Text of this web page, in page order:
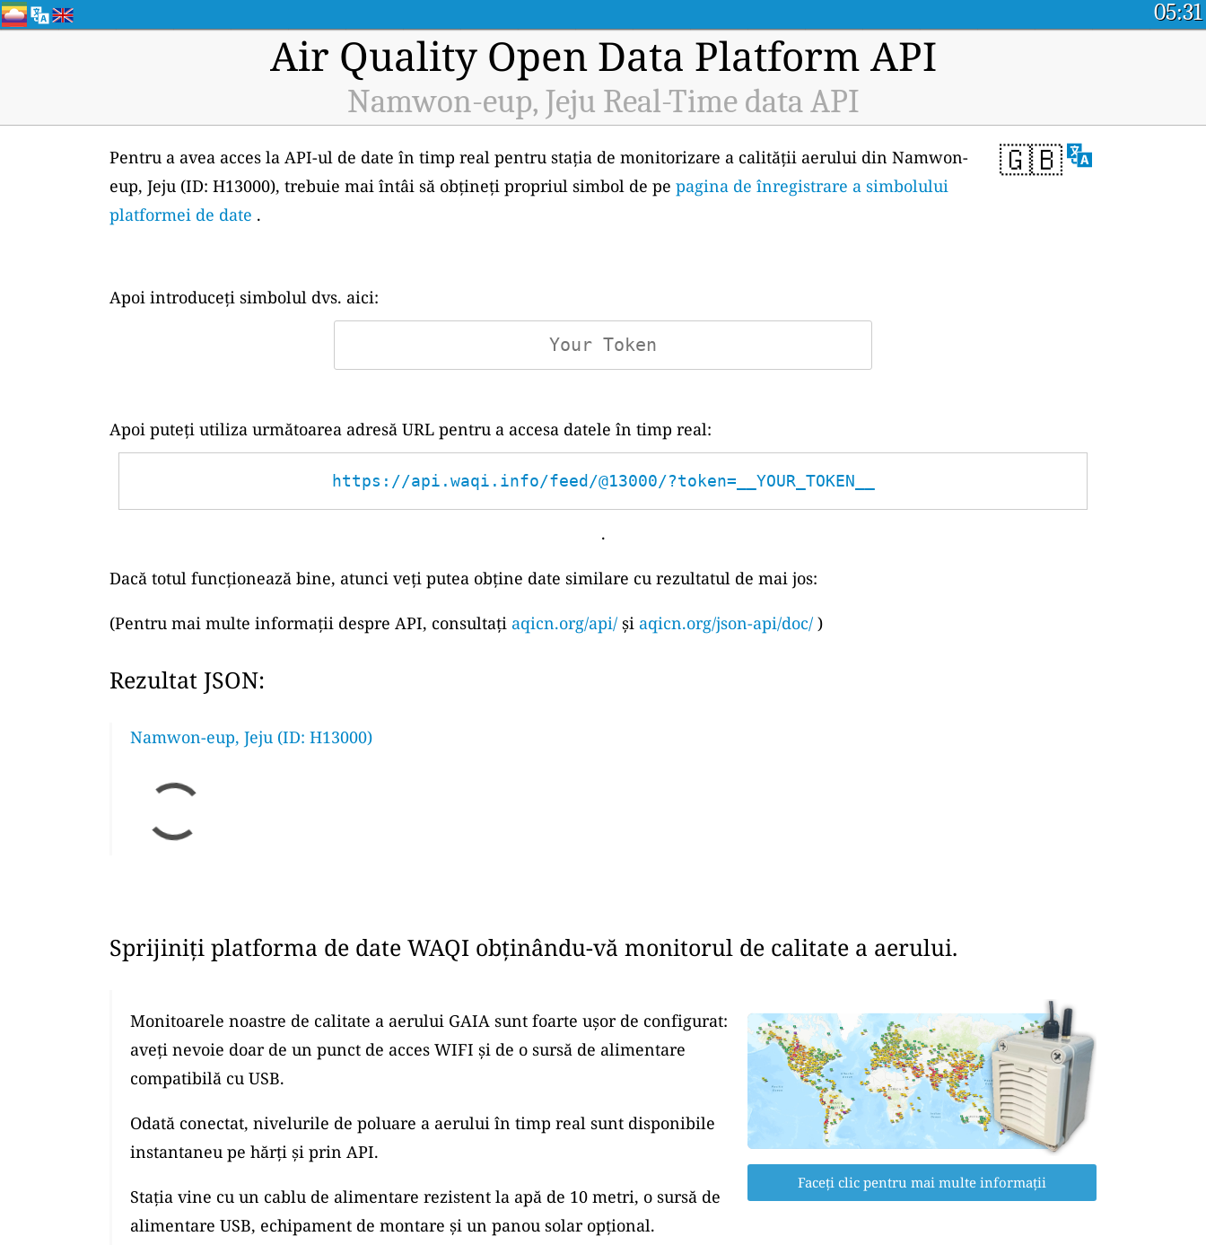
05:31
Air Quality Open Data Platform API
Namwon-eup, Jeju Real-Time data API
🇬🇧
Pentru a avea acces la API-ul de date în timp real pentru stația de monitorizare a calității aerului din Namwon-
eup, Jeju (ID: H13000), trebuie mai întâi să obțineți propriul simbol de pe pagina de înregistrare a simbolului
platformei de date .
Apoi introduceți simbolul dvs. aici:
Apoi puteți utiliza următoarea adresă URL pentru a accesa datele în timp real:
https://api.waqi.info/feed/@13000/?token=__YOUR_TOKEN__
.
Dacă totul funcționează bine, atunci veți putea obține date similare cu rezultatul de mai jos:
(Pentru mai multe informații despre API, consultați aqicn.org/api/ și aqicn.org/json-api/doc/ )
Rezultat JSON:
Namwon-eup, Jeju (ID: H13000)
Sprijiniți platforma de date WAQI obținându-vă monitorul de calitate a aerului.
Monitoarele noastre de calitate a aerului GAIA sunt foarte ușor de configurat:
aveți nevoie doar de un punct de acces WIFI și de o sursă de alimentare
compatibilă cu USB.
Odată conectat, nivelurile de poluare a aerului în timp real sunt disponibile
instantaneu pe hărți și prin API.
Stația vine cu un cablu de alimentare rezistent la apă de 10 metri, o sursă de
alimentare USB, echipament de montare și un panou solar opțional.
Faceți clic pentru mai multe informații